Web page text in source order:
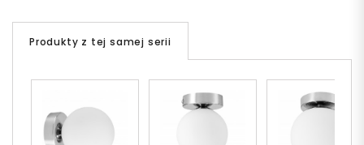
Produkty z tej samej serii